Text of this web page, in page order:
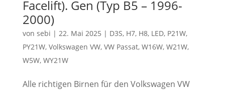
Facelift). Gen (Typ B5 – 1996-
2000)
von sebi | 22. Mai 2025 | D3S, H7, H8, LED, P21W,
PY21W, Volkswagen VW, VW Passat, W16W, W21W,
W5W, WY21W
Alle richtigen Birnen für den Volkswagen VW